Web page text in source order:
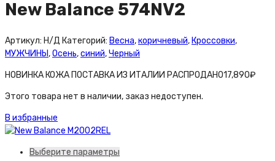
New Balance 574NV2
Артикул: Н/Д Категорий: Весна,коричневый, Кроссовки,
МУЖЧИНЫ ,Осень,синий,Черный
НОВИНКА КОЖА ПОСТАВКА ИЗ ИТАЛИИ РАСПРОДАНО17,890₽
Этого товара нет в наличии, заказ недоступен.
В избранные
Выберите параметры